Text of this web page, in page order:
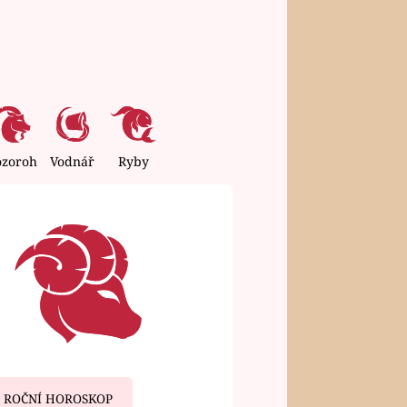
Vodnář Ryby
ROČNÍ HOROSKOP